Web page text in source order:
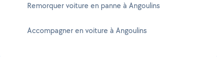
Remorquer voiture en panne à Angoulins
Accompagner en voiture à Angoulins